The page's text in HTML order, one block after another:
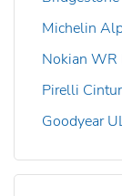
Michelin
Nokian WR
Pirelli
Goodyear